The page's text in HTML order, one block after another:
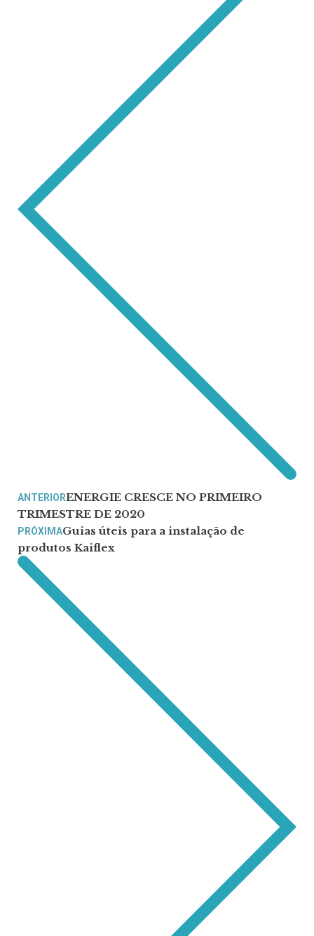
ANTERIORENERGIE CRESCE NO PRIMEIRO
TRIMESTRE DE 2020
PRÓXIMAGuias úteis para a instalação de
produtos Kaiflex